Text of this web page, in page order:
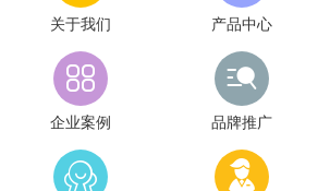
关于我们 产品中心
企业案例 品牌推广